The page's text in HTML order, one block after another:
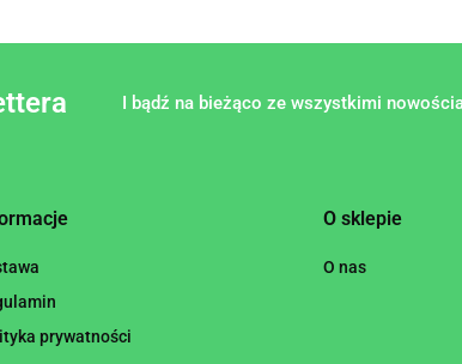
I bądź na bieżąco ze wszystkimi
prywatności
O sklepie
O nas